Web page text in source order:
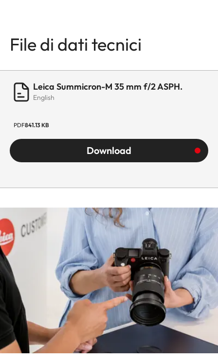
File di dati tecnici
Leica Summicron-M 35 mm f/2 ASPH.
English
PDF841.13 KB
Download